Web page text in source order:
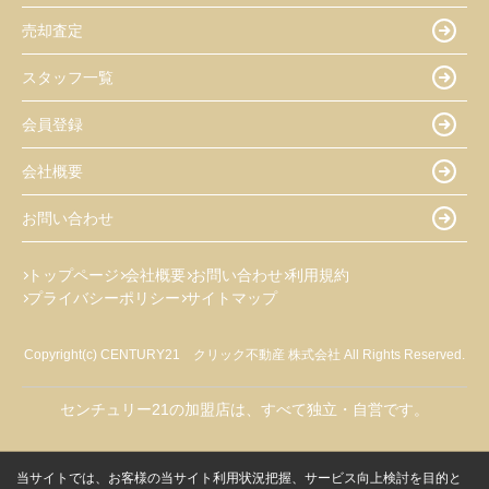
売却査定
スタッフ一覧
会員登録
会社概要
お問い合わせ
トップページ 会社概要 お問い合わせ 利用規約
プライバシーポリシー サイトマップ
Copyright(c) CENTURY21 クリック不動産 株式会社 All Rights Reserved.
センチュリー21の加盟店は、すべて独立・自営です。
当サイトでは、お客様の当サイト利用状況把握、サービス向上検討を目的と